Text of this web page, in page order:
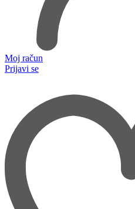
Moj račun
Prijavi se